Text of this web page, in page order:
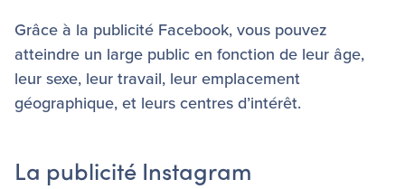
Grâce à la publicité Facebook, vous pouvez
atteindre un large public en fonction de leur âge,
leur sexe, leur travail, leur emplacement
géographique, et leurs centres d’intérêt.
La publicité Instagram